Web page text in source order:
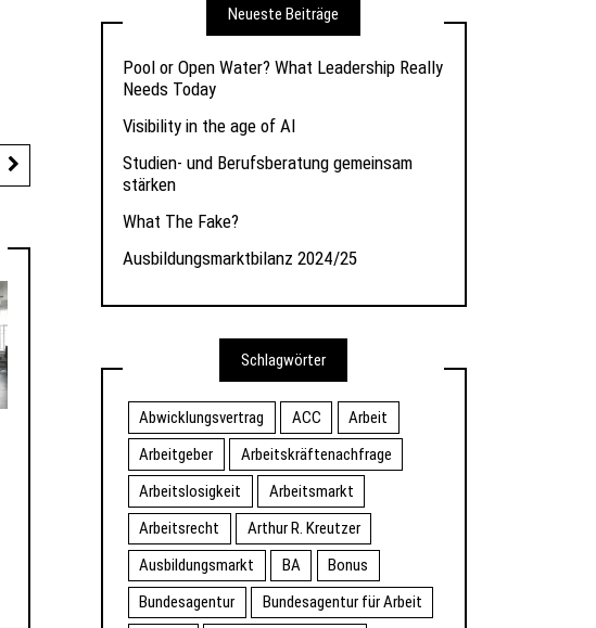
Neueste Beiträge
Pool or Open Water? What Leadership Really
Needs Today
Visibility in the age of AI
Studien- und Berufsberatung gemeinsam
stärken
What The Fake?
Ausbildungsmarktbilanz 2024/25
Schlagwörter
Abwicklungsvertrag ACC
Arbeit
Arbeitgeber
Arbeitskräftenachfrage
Arbeitslosigkeit
Arbeitsmarkt
Arbeitsrecht
Arthur R. Kreutzer
Ausbildungsmarkt
BA
Bonus
Bundesagentur
Bundesagentur für Arbeit